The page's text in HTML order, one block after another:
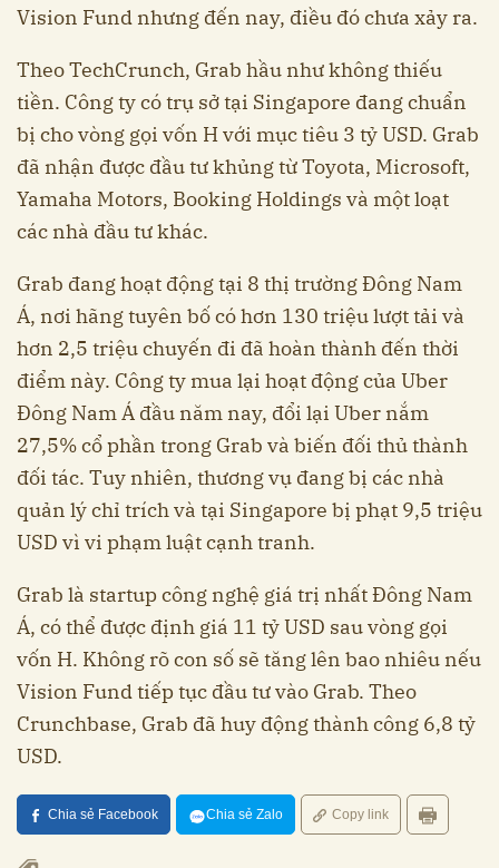
Vision Fund nhưng đến nay, điều đó chưa xảy ra.
Theo TechCrunch, Grab hầu như không thiếu
tiền. Công ty có trụ sở tại Singapore đang chuẩn
bị cho vòng gọi vốn H với mục tiêu 3 tỷ USD. Grab
đã nhận được đầu tư khủng từ Toyota, Microsoft,
Yamaha Motors, Booking Holdings và một loạt
các nhà đầu tư khác.
Grab đang hoạt động tại 8 thị trường Đông Nam
Á, nơi hãng tuyên bố có hơn 130 triệu lượt tải và
hơn 2,5 triệu chuyến đi đã hoàn thành đến thời
điểm này. Công ty mua lại hoạt động của Uber
Đông Nam Á đầu năm nay, đổi lại Uber nắm
27,5% cổ phần trong Grab và biến đối thủ thành
đối tác. Tuy nhiên, thương vụ đang bị các nhà
quản lý chỉ trích và tại Singapore bị phạt 9,5 triệu
USD vì vi phạm luật cạnh tranh.
Grab là startup công nghệ giá trị nhất Đông Nam
Á, có thể được định giá 11 tỷ USD sau vòng gọi
vốn H. Không rõ con số sẽ tăng lên bao nhiêu nếu
Vision Fund tiếp tục đầu tư vào Grab. Theo
Crunchbase, Grab đã huy động thành công 6,8 tỷ
USD.
Chia sẻ Facebook Chia sẻ Zalo Copy link